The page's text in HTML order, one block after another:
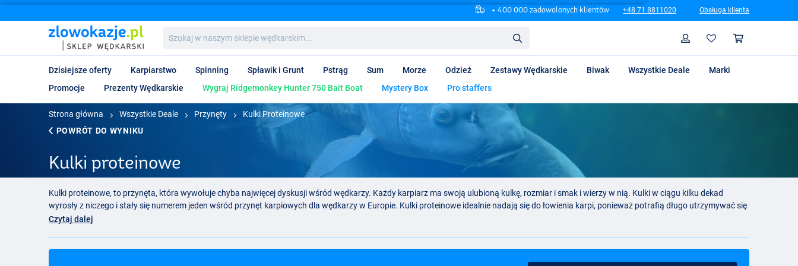
+ 400 000 zadowolonych klientów +48 71 8811020 Obsługa klienta
w
naszym
wędkarskim...
Profil
Dzisiejsze oferty Karpiarstwo Spinning Spławik i Grunt Pstrąg Sum Morze Odzież Zestawy Wędkarskie Biwak Wszystkie Deale
Marki
Promocje
Prezenty Wędkarskie Wygraj Ridgemonkey Hunter 750 Bait Boat Mystery Box Pro staffers
Strona główna Wszystkie Deale Przynęty
Kulki Proteinowe
POWRÓT DO WYNIKU
Kulki proteinowe
Kulki proteinowe, to przynęta, która wywołuje chyba najwięcej dyskusji wśród wędkarzy. Każdy karpiarz ma swoją ulubioną kulkę, rozmiar i smak i wierzy w nią. Kulki w ciągu kilku dekad
wyrosły z niczego i stały się numerem jeden wśród przynęt karpiowych dla wędkarzy w Europie. Kulki proteinowe idealnie nadają się do łowienia karpi, ponieważ potrafią długo utrzymywać się
na przyponie - https://zlowokazje.pl/t/przypony-wedkarskie/ włosowym. Podczas gdy wcześniej przynęty często trzeba było zmieniać lub były tak miękkie, że spadały z
Czytaj dalej